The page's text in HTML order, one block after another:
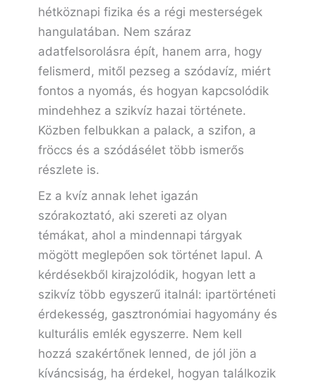
hétköznapi fizika és a régi mesterségek
hangulatában. Nem száraz
adatfelsorolásra épít, hanem arra, hogy
felismerd, mitől pezseg a szódavíz, miért
fontos a nyomás, és hogyan kapcsolódik
mindehhez a szikvíz hazai története.
Közben felbukkan a palack, a szifon, a
fröccs és a szódásélet több ismerős
részlete is.
Ez a kvíz annak lehet igazán
szórakoztató, aki szereti az olyan
témákat, ahol a mindennapi tárgyak
mögött meglepően sok történet lapul. A
kérdésekből kirajzolódik, hogyan lett a
szikvíz több egyszerű italnál: ipartörténeti
érdekesség, gasztronómiai hagyomány és
kulturális emlék egyszerre. Nem kell
hozzá szakértőnek lenned, de jól jön a
kíváncsiság, ha érdekel, hogyan találkozik